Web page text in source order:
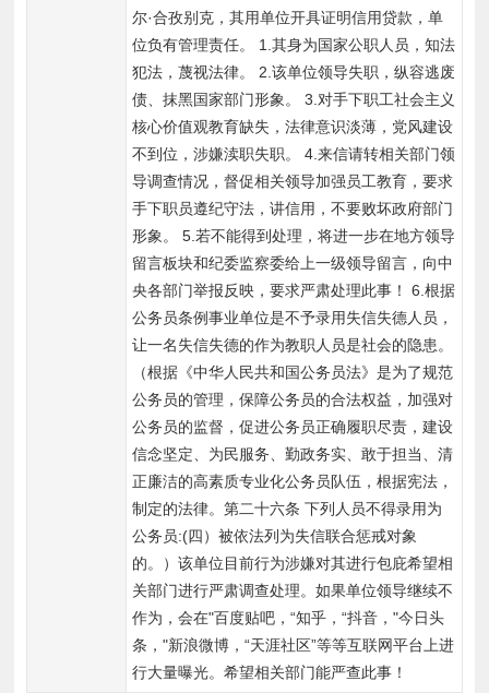
尔·合孜别克，其用单位开具证明信用贷款，单
位负有管理责任。 1.其身为国家公职人员，知法
犯法，蔑视法律。 2.该单位领导失职，纵容逃废
债、抹黑国家部门形象。 3.对手下职工社会主义
核心价值观教育缺失，法律意识淡薄，党风建设
不到位，涉嫌渎职失职。 4.来信请转相关部门领
导调查情况，督促相关领导加强员工教育，要求
手下职员遵纪守法，讲信用，不要败坏政府部门
形象。 5.若不能得到处理，将进一步在地方领导
留言板块和纪委监察委给上一级领导留言，向中
央各部门举报反映，要求严肃处理此事！ 6.根据
公务员条例事业单位是不予录用失信失德人员，
让一名失信失德的作为教职人员是社会的隐患。
（根据《中华人民共和国公务员法》是为了规范
公务员的管理，保障公务员的合法权益，加强对
公务员的监督，促进公务员正确履职尽责，建设
信念坚定、为民服务、勤政务实、敢于担当、清
正廉洁的高素质专业化公务员队伍，根据宪法，
制定的法律。第二十六条 下列人员不得录用为
公务员:(四）被依法列为失信联合惩戒对象
的。）该单位目前行为涉嫌对其进行包庇希望相
关部门进行严肃调查处理。如果单位领导继续不
作为，会在"百度贴吧，“知乎，“抖音，"今日头
条，"新浪微博，“天涯社区”等等互联网平台上进
行大量曝光。希望相关部门能严查此事！